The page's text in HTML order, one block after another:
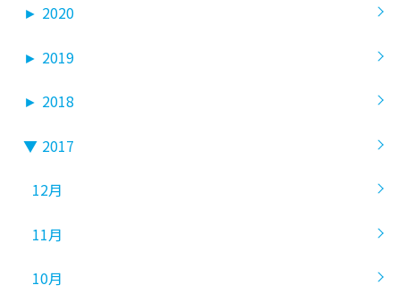
► 2020
► 2019
► 2018
▼ 2017
12月
11月
10月